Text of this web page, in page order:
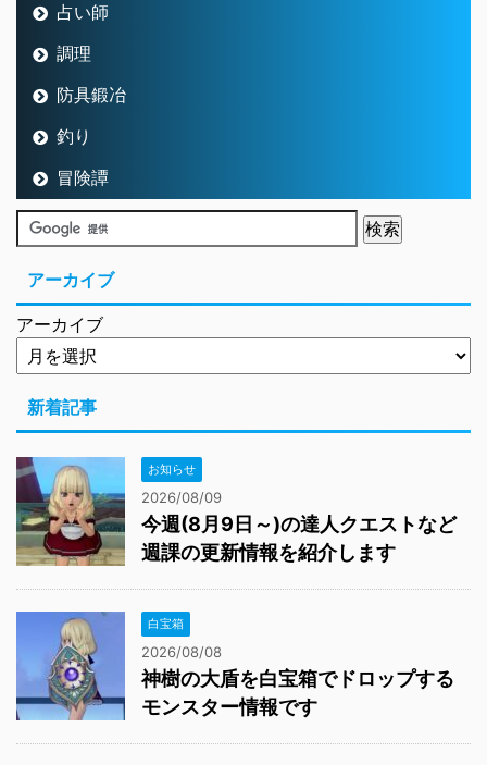
占い師
調理
防具鍛冶
釣り
冒険譚
アーカイブ
アーカイブ
新着記事
お知らせ
2026/08/09
今週(8月9日～)の達人クエストなど
週課の更新情報を紹介します
白宝箱
2026/08/08
神樹の大盾を白宝箱でドロップする
モンスター情報です